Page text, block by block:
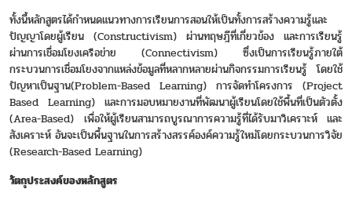
ทั้งนี้หลักสูตรได้กำหนดแนวทางการเรียนการสอนให้เป็นทั้งการสร้างความรู้และ
ปัญญาโดยผู้เรียน (Constructivism) ผ่านทฤษฎีที่เกี่ยวข้อง และการเรียนรู้
ผ่านการเชื่อมโยงเครือข่าย (Connectivism) ซึ่งเป็นการเรียนรู้ภายใต้
กระบวนการเชื่อมโยงจากแหล่งข้อมูลที่หลากหลายผ่านกิจกรรมการเรียนรู้ โดยใช้
ปัญหาเป็นฐาน(Problem-Based Learning) การจัดทำโครงการ (Project
Based Learning) และการมอบหมายงานที่พัฒนาผู้เรียนโดยใช้พื้นที่เป็นตัวตั้ง
(Area-Based) เพื่อให้ผู้เรียนสามารถบูรณาการความรู้ที่ได้รับมาวิเคราะห์ และ
สังเคราะห์ อันจะเป็นพื้นฐานในการสร้างสรรค์องค์ความรู้ใหม่โดยกระบวนการวิจัย
(Research-Based Learning)
วัตถุประสงค์ของหลักสูตร